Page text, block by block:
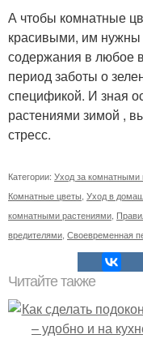
А чтобы комнатные
красивыми, им
содержания в любое
период заботы о
спецификой. И зная
растениями зимой ,
стресс.
Категории: Уход за комнатными
Комнатные цветы Уход в
комнатными растениями
вредителями Своевременная
Читайте также